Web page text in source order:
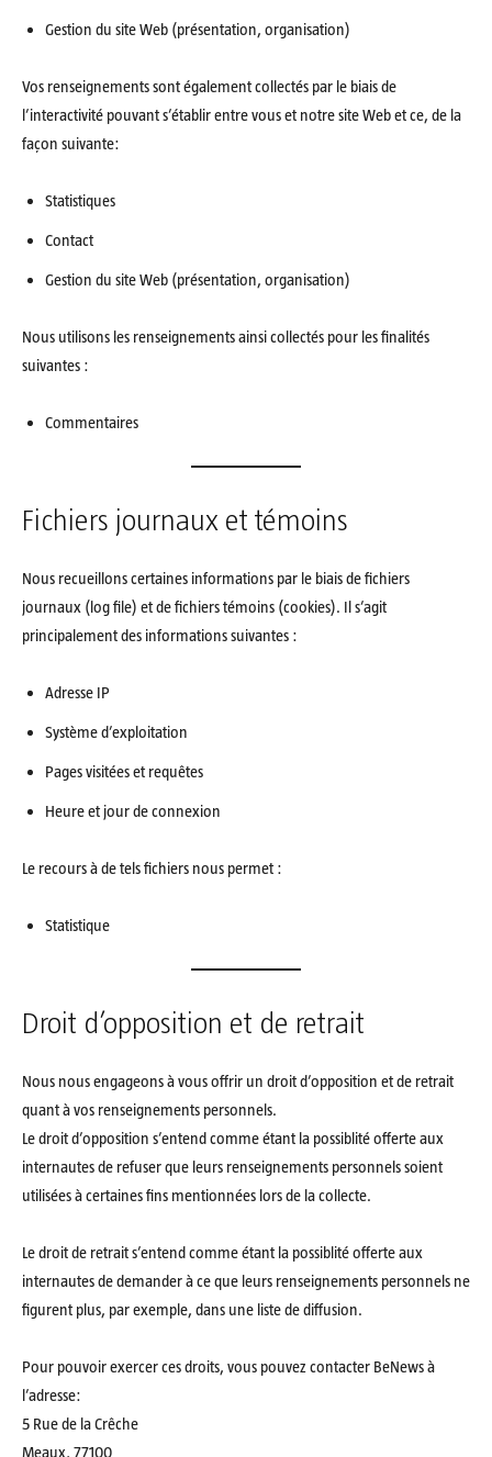
Gestion du site Web (présentation, organisation)
Vos renseignements sont également collectés par le biais de
l’interactivité pouvant s’établir entre vous et notre site Web et ce, de la
façon suivante:
Statistiques
Contact
Gestion du site Web (présentation, organisation)
Nous utilisons les renseignements ainsi collectés pour les finalités
suivantes :
Commentaires
Fichiers journaux et témoins
Nous recueillons certaines informations par le biais de fichiers
journaux (log file) et de fichiers témoins (cookies). Il s’agit
principalement des informations suivantes :
Adresse IP
Système d’exploitation
Pages visitées et requêtes
Heure et jour de connexion
Le recours à de tels fichiers nous permet :
Statistique
Droit d’opposition et de retrait
Nous nous engageons à vous offrir un droit d’opposition et de retrait
quant à vos renseignements personnels.
Le droit d’opposition s’entend comme étant la possiblité offerte aux
internautes de refuser que leurs renseignements personnels soient
utilisées à certaines fins mentionnées lors de la collecte.
Le droit de retrait s’entend comme étant la possiblité offerte aux
internautes de demander à ce que leurs renseignements personnels ne
figurent plus, par exemple, dans une liste de diffusion.
Pour pouvoir exercer ces droits, vous pouvez contacter BeNews à
l’adresse:
5 Rue de la Crêche
Meaux, 77100